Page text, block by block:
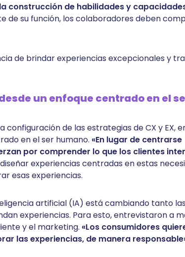
construcción de habilidades y
de su función, los colaboradores deben
de brindar experiencias excepcionales y
un enfoque centrado en el
de las estrategias de CX y EX,
en el ser humano. «En lugar de centrarse
por comprender lo que los clientes
experiencias centradas en estas
esas experiencias.
artificial (IA) está cambiando tanto las
experiencias. Para esto, entrevistaron a
y el marketing. «Los consumidores
las experiencias, de manera